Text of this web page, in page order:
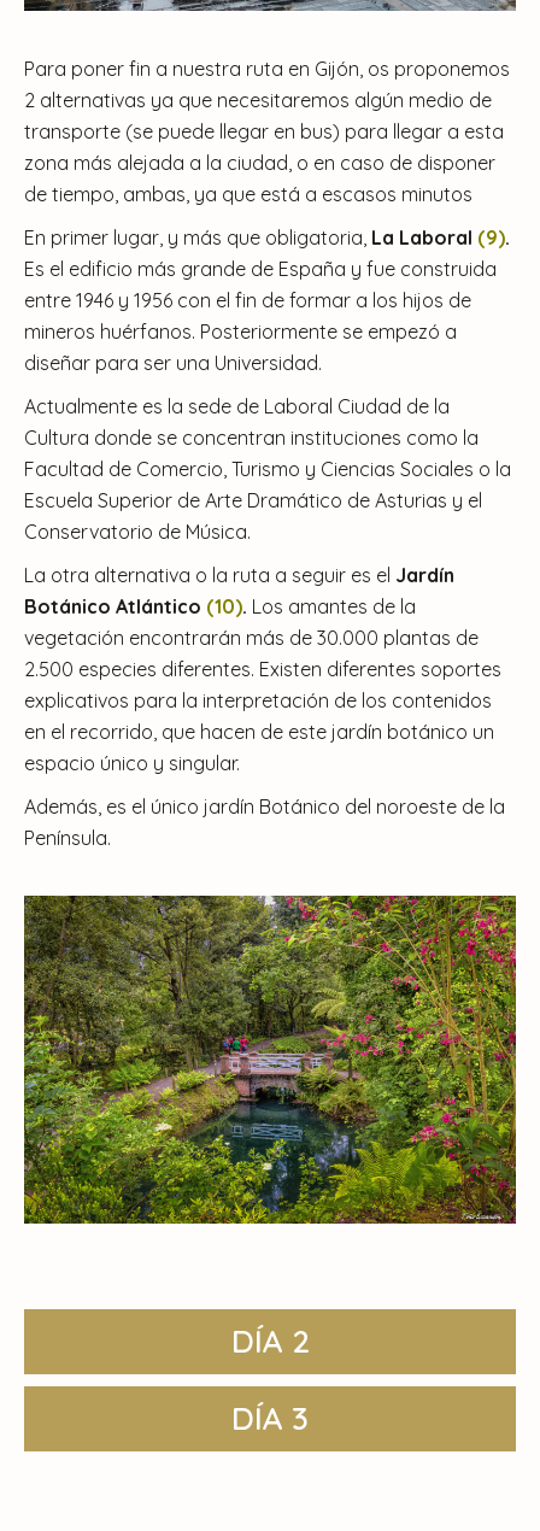
Para poner fin a nuestra ruta en Gijón, os proponemos
2 alternativas ya que necesitaremos algún medio de
transporte (se puede llegar en bus) para llegar a esta
zona más alejada a la ciudad, o en caso de disponer
de tiempo, ambas, ya que está a escasos minutos
En primer lugar, y más que obligatoria, La Laboral (9).
Es el edificio más grande de España y fue construida
entre 1946 y 1956 con el fin de formar a los hijos de
mineros huérfanos. Posteriormente se empezó a
diseñar para ser una Universidad.
Actualmente es la sede de Laboral Ciudad de la
Cultura donde se concentran instituciones como la
Facultad de Comercio, Turismo y Ciencias Sociales o la
Escuela Superior de Arte Dramático de Asturias y el
Conservatorio de Música.
La otra alternativa o la ruta a seguir es el Jardín
Botánico Atlántico (10). Los amantes de la
vegetación encontrarán más de 30.000 plantas de
2.500 especies diferentes. Existen diferentes soportes
explicativos para la interpretación de los contenidos
en el recorrido, que hacen de este jardín botánico un
espacio único y singular.
Además, es el único jardín Botánico del noroeste de la
Península.
DÍA 2
DÍA 3